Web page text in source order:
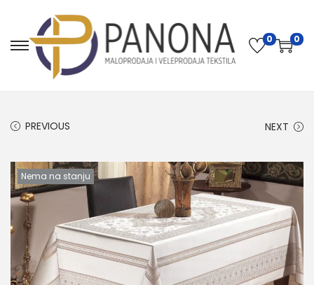
0 0
PREVIOUS NEXT
Nema na stanju